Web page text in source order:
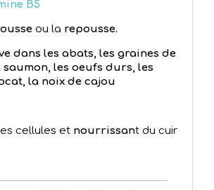
B5
ou la repousse.
dans les abats, les graines de
les oeufs durs, les
la noix de cajou
cellules et nourrissant du cuir